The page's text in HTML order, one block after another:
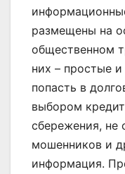
размещены на
общественном
них – простые
попасть в
выбором
сбережения, не
мошенников и
информация.